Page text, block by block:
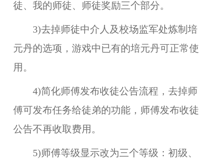
徒、我的师徒、师徒奖励三个部分。
3)去掉师徒中介人及校场监军处炼制培
元丹的选项，游戏中已有的培元丹可正常使
用。
4)简化师傅发布收徒公告流程，去掉师
傅可发布任务给徒弟的功能，师傅发布收徒
公告不再收取费用。
5)师傅等级显示改为三个等级：初级、